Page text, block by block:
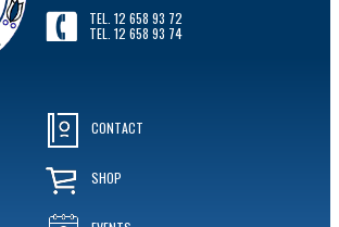
TEL. 12 658 93 72
TEL. 12 658 93 74
CONTACT
SHOP